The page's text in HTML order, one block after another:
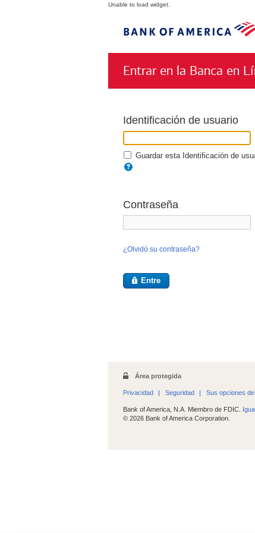
Unable to load widget.
Entrar en la Banca en
Identificación de usuario
Guardar esta Identificación de
Contraseña
¿Olvidó su contraseña?
Entre
Área protegida
Privacidad Seguridad Sus opciones
Bank of America, N.A. Miembro de FDIC.
© 2026 Bank of America Corporation.